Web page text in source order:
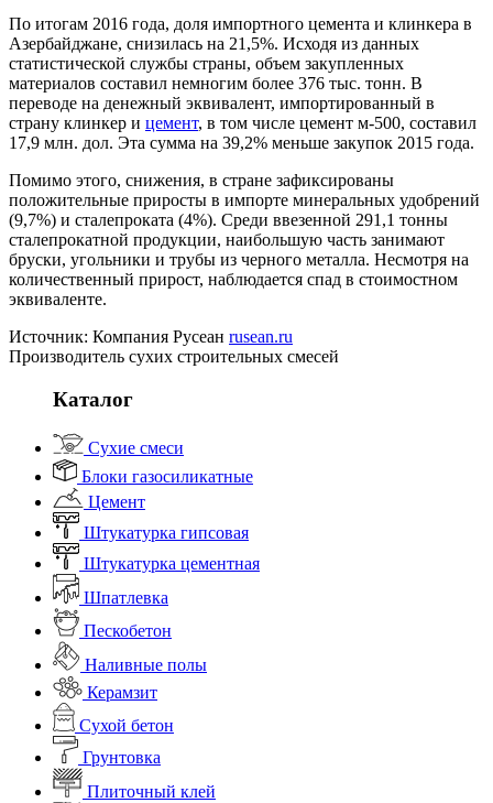
По итогам 2016 года, доля импортного цемента и клинкера в
Азербайджане, снизилась на 21,5%. Исходя из данных
статистической службы страны, объем закупленных
материалов составил немногим более 376 тыс. тонн. В
переводе на денежный эквивалент, импортированный в
страну клинкер и цемент, в том числе цемент м-500, составил
17,9 млн. дол. Эта сумма на 39,2% меньше закупок 2015 года.
Помимо этого, снижения, в стране зафиксированы
положительные приросты в импорте минеральных удобрений
(9,7%) и сталепроката (4%). Среди ввезенной 291,1 тонны
сталепрокатной продукции, наибольшую часть занимают
бруски, угольники и трубы из черного металла. Несмотря на
количественный прирост, наблюдается спад в стоимостном
эквиваленте.
Источник: Компания Русеан rusean.ru
Производитель сухих строительных смесей
Каталог
Сухие смеси
Блоки газосиликатные
Цемент
Штукатурка гипсовая
Штукатурка цементная
Шпатлевка
Пескобетон
Наливные полы
Керамзит
Сухой бетон
Грунтовка
Плиточный клей